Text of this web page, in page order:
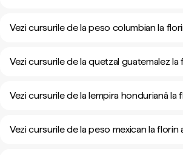
Vezi cursurile de la peso columbian la
Vezi cursurile de la quetzal guatemalez la
Vezi cursurile de la lempira honduriană la
Vezi cursurile de la peso mexican la florin